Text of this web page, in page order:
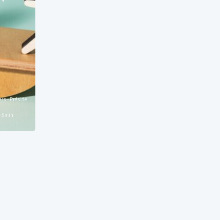
- Président de l'OECCBB - Président à l'ITAA
5min